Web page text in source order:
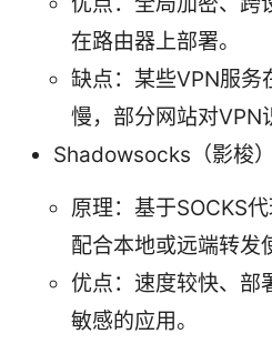
在路由器上部署。
缺点：某些VPN服务
慢，部分网站对VPN
Shadowsocks（影梭）
原理：基于SOCKS
配合本地或远端转发
优点：速度较快、部
敏感的应用。